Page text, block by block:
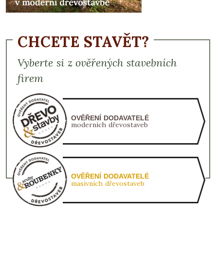
CHCETE STAVĚT?
Vyberte si z ověřených stavebních
firem
OVĚŘENÍ DODAVATELÉ
moderních dřevostaveb
OVĚŘENÍ DODAVATELÉ
masivních dřevostaveb